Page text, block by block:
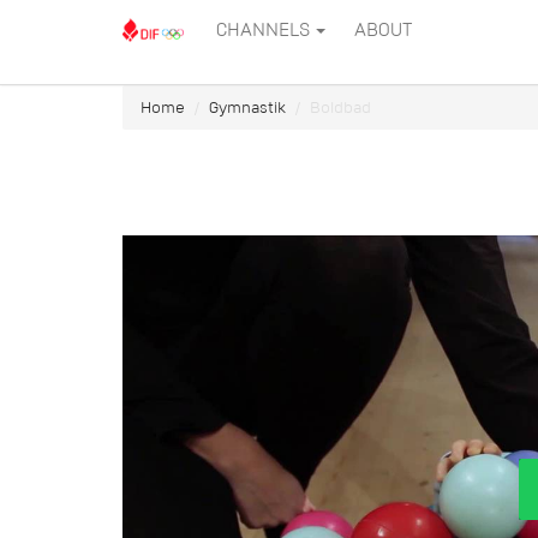
CHANNELS ABOUT
Home Gymnastik Boldbad